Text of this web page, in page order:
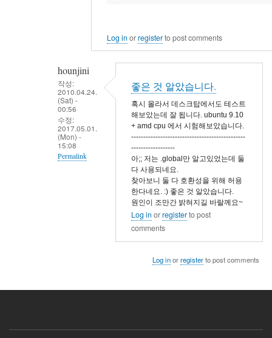
Log in orregisterto post comments
hounjini
작성:
2010.04.24.
(Sat) -
00:56
수정:
2017.05.01.
(Mon) -
15:08
Permalink
by
좋은 것 알았습니다.
혹시 몰라서 데스크탑에서도 테스트
해보았는데 잘 됩니다. ubuntu 9.10
+ amd cpu 에서 시험해보았습니다.
-----------------------------------------------
------------------
아;; 저는 .global만 알고있었는데 둘
다 사용되네요.
찾아보니 둘 다 호환성을 위해 허용
한다네요. :) 좋은 것 알았습니다.
원인이 조만간 밝혀지길 바랄께요~
Log in orregisterto post
comments
Log inorregisterto post comments